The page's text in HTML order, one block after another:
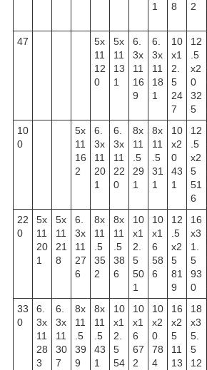
1
8
2
47
5x
11
12
0
5x
11
13
1
6.
3x
11
16
9
6.
3x
11
18
1
10
x1
2.
5
24
7
12
.5
x2
0
32
5
10
0
5x
11
16
2
6.
3x
11
20
1
6.
3x
11
22
0
8x
11
.5
29
1
8x
11
.5
31
1
10
x2
0
43
1
12
.5
x2
5
51
6
22
0
5x
11
20
1
5x
11
21
8
6.
3x
11
27
6
8x
11
.5
35
2
8x
11
.5
38
6
10
x1
2.
5
50
1
10
x1
6
58
6
12
.5
x2
5
81
9
16
x3
1.
5
93
0
33
0
6.
3x
11
28
3
6.
3x
11
30
7
8x
11
.5
39
9
8x
11
.5
43
1
10
x1
2.
5
54
10
x1
6
67
2
10
x2
0
78
4
16
x2
5
11
13
18
x3
5.
5
12